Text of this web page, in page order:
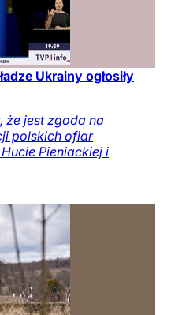
Ukrainy ogłosiły
że jest zgoda na
polskich ofiar
Pieniackiej i